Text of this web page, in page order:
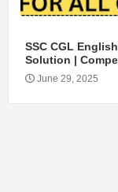
SSC CGL
Solution |
June 29, 2025